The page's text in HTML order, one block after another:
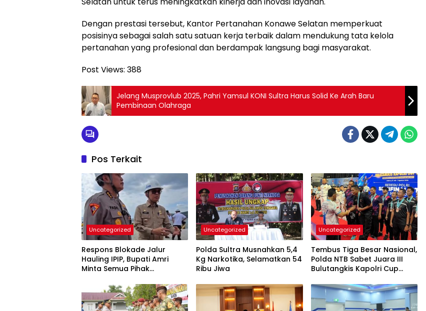
Dengan prestasi tersebut, Kantor Pertanahan Konawe Selatan memperkuat
posisinya sebagai salah satu satuan kerja terbaik dalam mendukung tata kelola
pertanahan yang profesional dan berdampak langsung bagi masyarakat.
Post Views: 388
Jelang Musprovlub 2025, Pahri Yamsul KONI Sultra Harus Solid Ke Arah Baru
Pembinaan Olahraga
Pos Terkait
Uncategorized
Respons Blokade Jalur
Hauling IPIP, Bupati Amri
Minta Semua Pihak
Kepastian Hukum
Uncategorized
Polda Sultra Musnahkan 5,4
Kg Narkotika, Selamatkan 54
Ribu Jiwa
Uncategorized
Tembus Tiga Besar Nasional,
Polda NTB Sabet Juara III
Bulutangkis Kapolri Cup